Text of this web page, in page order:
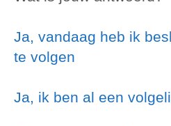
Ja, vandaag heb ik
te volgen
Ja, ik ben al een